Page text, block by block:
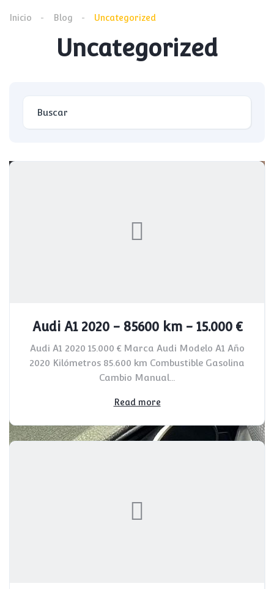
Inicio Blog Uncategorized
Uncategorized
Audi A1 2020 - 85600 km - 15.000 €
Audi A1 2020 15.000 € Marca Audi Modelo A1 Año
2020 Kilómetros 85.600 km Combustible Gasolina
Cambio Manual...
Read more